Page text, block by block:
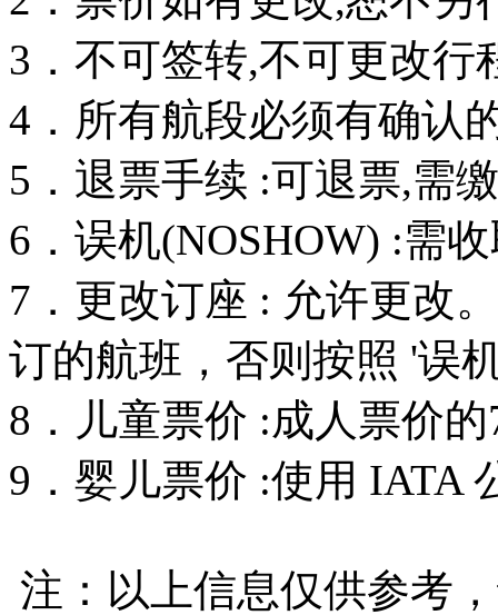
3．不可签转,不可更改行
4．所有航段必须有确认
5．退票手续 :可退票,需
6．误机(NOSHOW) :需
7．更改订座 : 允许更改
订的航班，否则按照 '误
8．儿童票价 :成人票价的
9．婴儿票价 :使用 IATA
注：以上信息仅供参考